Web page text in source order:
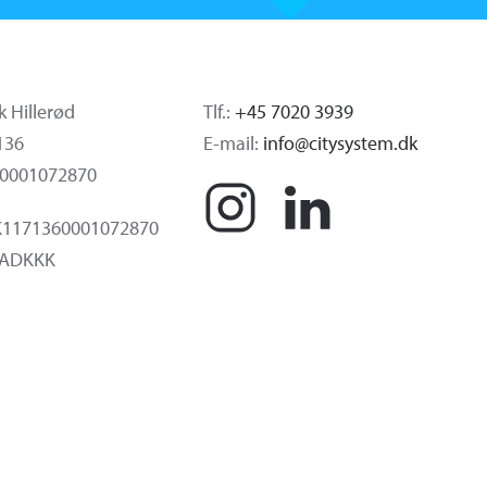
Hillerød
Tlf.:+45 7020 3939
E-mail: info@citysystem.dk